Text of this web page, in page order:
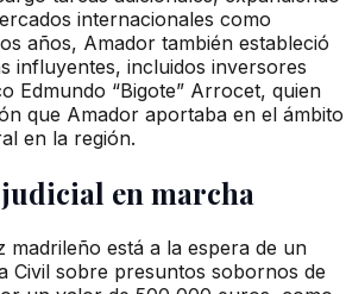
internacionales como
años, Amador también estableció
influyentes, incluidos inversores
Edmundo “Bigote” Arrocet, quien
que Amador aportaba en el ámbito
en la región.
en marcha
madrileño está a la espera de un
Civil sobre presuntos sobornos de